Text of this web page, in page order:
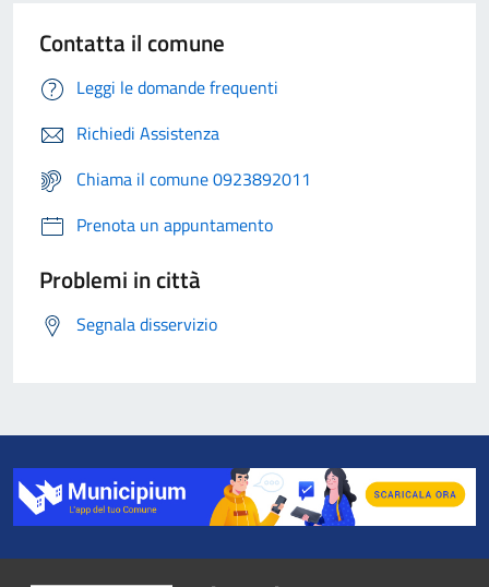
Contatta il comune
Leggi le domande frequenti
Richiedi Assistenza
Chiama il comune 0923892011
Prenota un appuntamento
Problemi in città
Segnala disservizio